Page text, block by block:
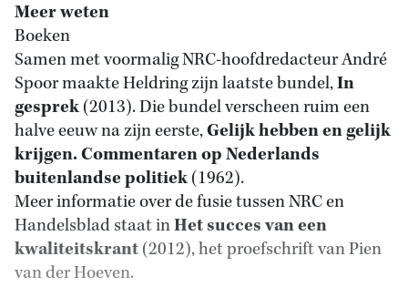
Meer weten
Boeken
Samen met voormalig NRC-hoofdredacteur André
Spoor maakte Heldring zijn laatste bundel,In
gesprek(2013). Die bundel verscheen ruim een
halve eeuw na zijn eerste,Gelijk hebben en gelijk
krijgen. Commentaren op Nederlands
buitenlandse politiek(1962).
Meer informatie over de fusie tussen NRC en
Handelsblad staat inHet succes van een
kwaliteitskrant(2012), het proefschrift van Pien
van der Hoeven.